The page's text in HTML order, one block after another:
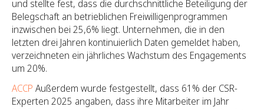
und stellte fest, dass die durchschnittliche Beteiligung der
Belegschaft an betrieblichen Freiwilligenprogrammen
inzwischen bei 25,6% liegt. Unternehmen, die in den
letzten drei Jahren kontinuierlich Daten gemeldet haben,
verzeichneten ein jährliches Wachstum des Engagements
um 20%.
ACCP Außerdem wurde festgestellt, dass 61% der CSR-
Experten 2025 angaben, dass ihre Mitarbeiter im Jahr